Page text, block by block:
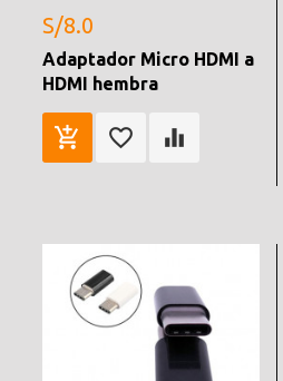
S/8.0
Adaptador Micro HDMI a
HDMI hembra